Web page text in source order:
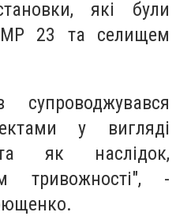
які були
23 та селищем
супроводжувався
у вигляді
як наслідок,
тривожності", -